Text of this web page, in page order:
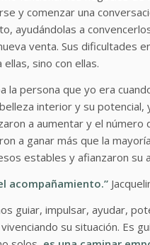
y comenzar una
ayudándolas a
venta. Sus dificultades
sino con ellas.
la persona que yo era
interior y su potencial,
a aumentar y el número
a ganar más que la
estables y afianzaron su
acompañamiento.”
guiar, impulsar, ayudar,
su situación. Es